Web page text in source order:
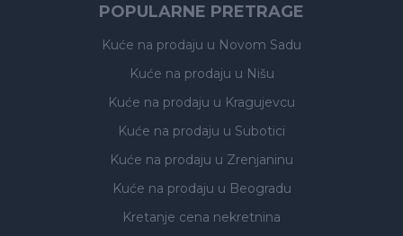
POPULARNE PRETRAGE
Kuće na prodaju u Novom Sadu
Kuće na prodaju u Nišu
Kuće na prodaju u Kragujevcu
Kuće na prodaju u Subotici
Kuće na prodaju u Zrenjaninu
Kuće na prodaju u Beogradu
Kretanje cena nekretnina